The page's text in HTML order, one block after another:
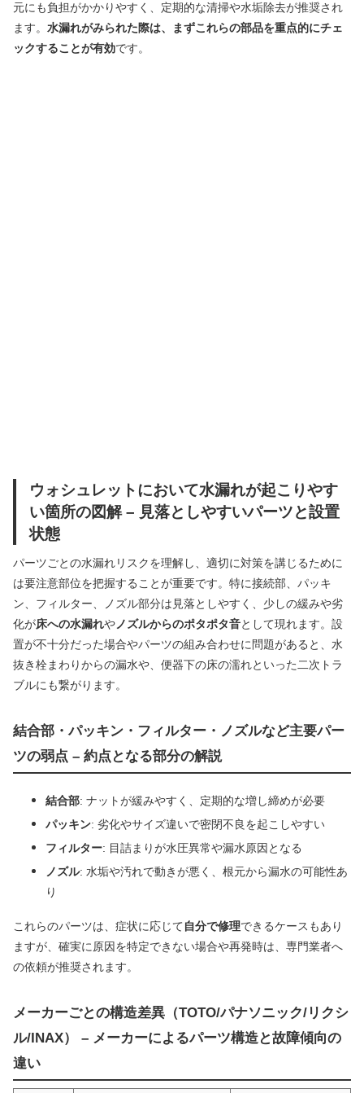
元にも負担がかかりやすく、定期的な清掃や水垢除去が推奨され
ます。 水漏れがみられた際は、まずこれらの部品を重点的にチェ
ックすることが有効です。
ウォシュレットにおいて水漏れが起こりやす
い箇所の図解 – 見落としやすいパーツと設置
状態
パーツごとの水漏れリスクを理解し、適切に対策を講じるために
は要注意部位を把握することが重要です。特に接続部、パッキ
ン、フィルター、ノズル部分は見落としやすく、少しの緩みや劣
化が床への水漏れやノズルからのポタポタ音として現れます。設
置が不十分だった場合やパーツの組み合わせに問題があると、水
抜き栓まわりからの漏水や、便器下の床の濡れといった二次トラ
ブルにも繋がります。
結合部・パッキン・フィルター・ノズルなど主要パー
ツの弱点 – 約点となる部分の解説
結合部: ナットが緩みやすく、定期的な増し締めが必要
パッキン: 劣化やサイズ違いで密閉不良を起こしやすい
フィルター: 目詰まりが水圧異常や漏水原因となる
ノズル: 水垢や汚れで動きが悪く、根元から漏水の可能性あ
り
これらのパーツは、症状に応じて自分で修理できるケースもあり
ますが、確実に原因を特定できない場合や再発時は、専門業者へ
の依頼が推奨されます。
メーカーごとの構造差異（TOTO/パナソニック/リクシ
ル/INAX） – メーカーによるパーツ構造と故障傾向の
違い